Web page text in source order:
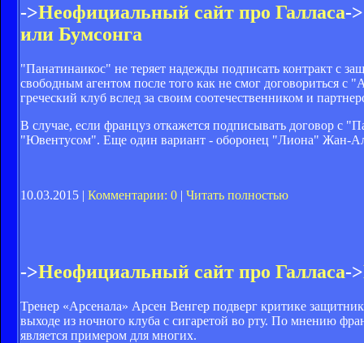
->Неофициальный сайт про Галласа->
или Бумсонга
"Панатинаикос" не теряет надежды подписать контракт с
свободным агентом после того как не смог договориться с
греческий клуб вслед за своим соотечественником и
В случае, если француз откажется подписывать договор с
"Ювентусом". Еще один вариант - оборонец "Лиона" Жан-
10.03.2015 | Комментарии: 0 | Читать полностью
->Неофициальный сайт про Галласа->
Тренер «Арсенала» Арсен Венгер подверг критике
выходе из ночного клуба с сигаретой во рту. По мнению
является примером для многих.